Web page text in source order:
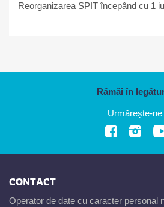
Reorganizarea SPIT începând cu 1
Rămâi în
Urmărește-ne
CONTACT
Operator de date cu caracter personal